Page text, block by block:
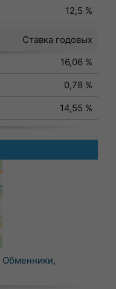
12,5 %
Ставка годовых
16,06 %
0,78 %
14,55 %
Обменники,